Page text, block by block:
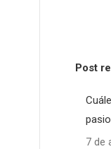
Post
7 de